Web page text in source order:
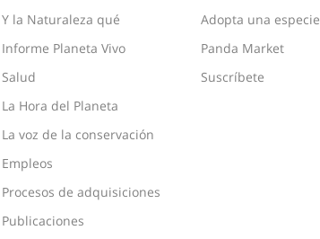
Y la Naturaleza qué
Informe Planeta Vivo
Salud
La Hora del Planeta
La voz de la conservación
Empleos
Procesos de adquisiciones
Publicaciones
Adopta una especie
Panda Market
Suscríbete